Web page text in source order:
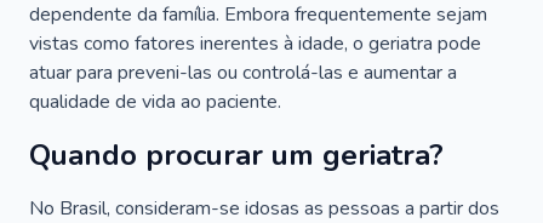
dependente da família. Embora frequentemente sejam
vistas como fatores inerentes à idade, o geriatra pode
atuar para preveni-las ou controlá-las e aumentar a
qualidade de vida ao paciente.
Quando procurar um geriatra?
No Brasil, consideram-se idosas as pessoas a partir dos